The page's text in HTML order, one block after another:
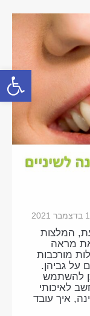
פתח
2021
המלצות
את מראה
מורכבות
על גביהן.
להשתמש
לאיכותי
איך עובד